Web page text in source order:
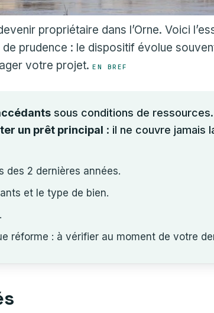
propriétaire dans l’Orne. Voici
prudence : le dispositif évolue
votre projet. EN BREF
sous conditions de ressources.
un prêt principal : il ne couvre jamais
des 2 dernières années.
et le type de bien.
réforme : à vérifier au moment de votre